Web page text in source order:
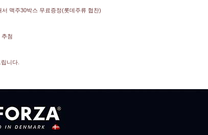
맥주30박스 무료증정(롯데주류 협찬)
추첨
니다.